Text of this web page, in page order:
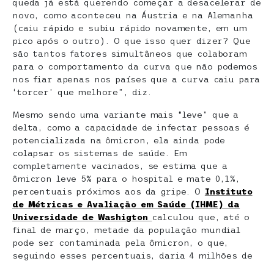
queda já está querendo começar a desacelerar de
novo, como aconteceu na Áustria e na Alemanha
(caiu rápido e subiu rápido novamente, em um
pico após o outro). O que isso quer dizer? Que
são tantos fatores simultâneos que colaboram
para o comportamento da curva que não podemos
nos fiar apenas nos países que a curva caiu para
‘torcer’ que melhore”, diz.
Mesmo sendo uma variante mais “leve” que a
delta, como a capacidade de infectar pessoas é
potencializada na ômicron, ela ainda pode
colapsar os sistemas de saúde. Em
completamente vacinados, se estima que a
ômicron leve 5% para o hospital e mate 0,1%,
percentuais próximos aos da gripe. O Instituto
de Métricas e Avaliação em Saúde (IHME) da
Universidade de Washigton calculou que, até o
final de março, metade da população mundial
pode ser contaminada pela ômicron, o que,
seguindo esses percentuais, daria 4 milhões de